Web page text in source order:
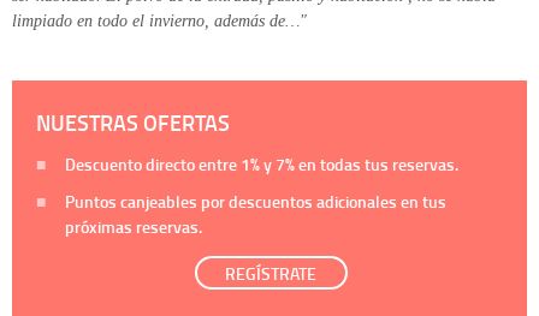
limpiado en todo el invierno, además de…"
NUESTRAS OFERTAS
Descuento directo entre 1%y 7%en todas tus reservas.
Puntos canjeables por descuentos adicionales en tus
próximas reservas.
REGÍSTRATE